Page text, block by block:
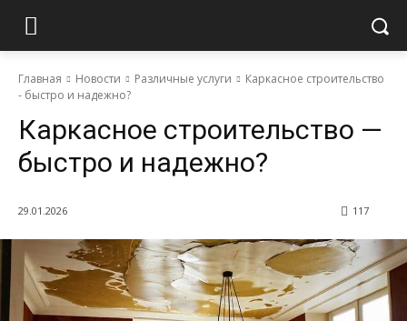
Главная Новости Различные услуги
Каркасное строительство
- быстро и надежно?
Каркасное строительство —
быстро и надежно?
29.01.2026 117